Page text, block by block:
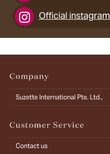
Official instagram
Suzette International Pte. Ltd.,
Contact us